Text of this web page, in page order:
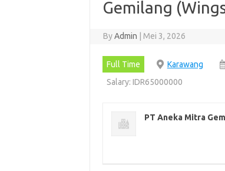
Gemilang
ByAdmin Mei 3, 2026
Full Time Karawang
Salary: IDR65000000
PT Aneka Mitra